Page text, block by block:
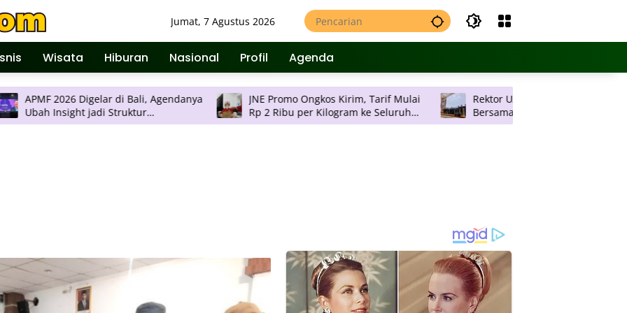
Jumat, 7 Agustus 2026
Wisata Hiburan Nasional Profil Agenda
Digelar di Bali, Agendanya
Struktur
Keputusan
JNE Promo Ongkos Kirim, Tarif Mulai
Rp 2 Ribu per Kilogram ke Seluruh
Pulau Jawa
Rektor UAD Lantik 11 Dekan, Ajak
Bersama-sama Sukseskan Rencana
Strategis Universitas